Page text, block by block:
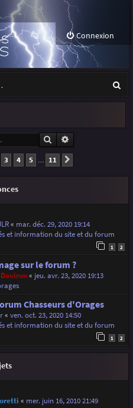
Connexion
e
r
Rechercher
11
3 4 5 … 11
« mar. déc. 29, 2020 19:14
et information du site et du forum
1 2
sur le forum ?
« jeu. avr. 23, 2020 19:13
Chasseurs d'Orages
« ven. oct. 23, 2020 14:50
et information du site et du forum
1 2
« mer. juin 16, 2010 21:49